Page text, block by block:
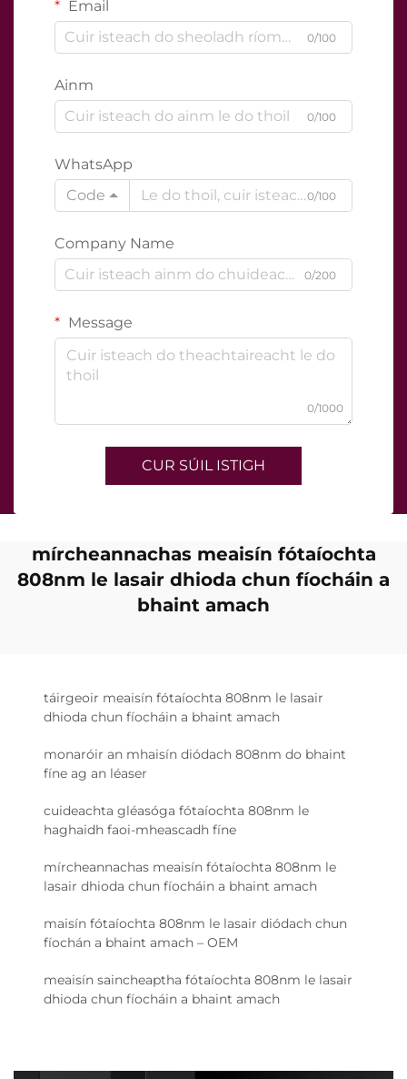
Email
0/100
Ainm
0/100
WhatsApp
Code
0/100
Company Name
0/200
Message
0/1000
CUR SÚIL ISTIGH
mírcheannachas meaisín fótaíochta
808nm le lasair dhioda chun fíocháin a
bhaint amach
táirgeoir meaisín fótaíochta 808nm le lasair
dhioda chun fíocháin a bhaint amach
monaróir an mhaisín diódach 808nm do bhaint
fíne ag an léaser
cuideachta gléasóga fótaíochta 808nm le
haghaidh faoi-mheascadh fíne
mírcheannachas meaisín fótaíochta 808nm le
lasair dhioda chun fíocháin a bhaint amach
maisín fótaíochta 808nm le lasair diódach chun
fíochán a bhaint amach – OEM
meaisín saincheaptha fótaíochta 808nm le lasair
dhioda chun fíocháin a bhaint amach